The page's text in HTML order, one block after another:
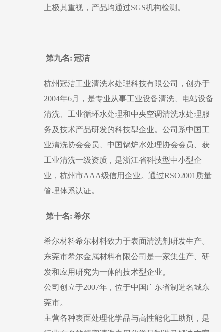
上极其重视，产品均通过SGS机构检测。
第九名: 冠洁
杭州冠洁工业清洗水处理科技有限公司，创办于
2004年6月，是专业从事工业设备清洗、电站设备
清洗、工业循环水处理和中央空调清洗水处理服
务及技术产品研发的科技型企业。公司系中国工
业清洗协会会员、中国锅炉水处理协会会员、获
工业清洗一级资质，是浙江省科技型中小型企
业，杭州市AAA级信用企业。通过RSO2001质量
管理体系认证。
第十名: 希尔
希尔材料希尔材料致力于表面清洗剂研发生产。
东莞市希尔金属材料有限公司是一家集生产、研
发和应用研究为一体的技术型企业。
公司创立于2007年，位于中国广东省制造名城东
莞市。
主营各种表面处理化学品与高性能化工助剂，是